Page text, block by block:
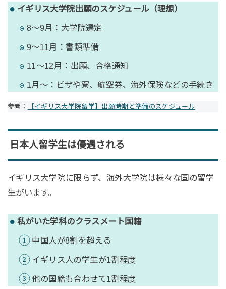
イギリス大学院出願のスケジュール（理想）
8〜9月：大学院選定
9〜11月：書類準備
11〜12月：出願、合格通知
1月〜：ビザや寮、航空券、海外保険などの手続き
参考： 【イギリス大学院留学】出願時期と準備のスケジュール
日本人留学生は優遇される
イギリス大学院に限らず、海外大学院は様々な国の留学
生がいます。
私がいた学科のクラスメート国籍
中国人が8割を超える
イギリス人の学生が1割程度
他の国籍も合わせて1割程度